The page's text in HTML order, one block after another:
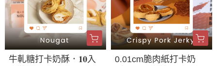
牛軋糖打卡奶酥．𝟏𝟎入
0.01cm脆肉紙打卡奶